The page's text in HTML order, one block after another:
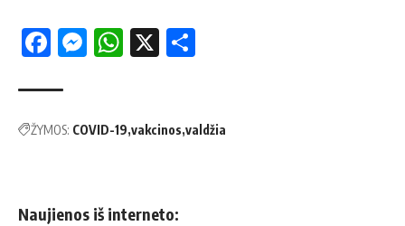
Facebook
Messenger
WhatsApp
X
ŽYMOS: COVID-19 vakcinos valdžia
Naujienos iš interneto: